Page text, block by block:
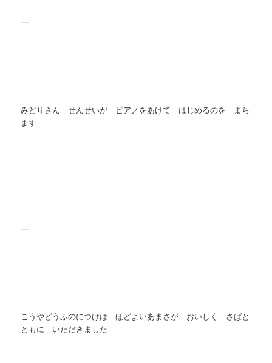
みどりさん せんせいが ピアノをあけて はじめるのを まち
ます
こうやどうふのにつけは ほどよいあまさが おいしく さばと
ともに いただきました